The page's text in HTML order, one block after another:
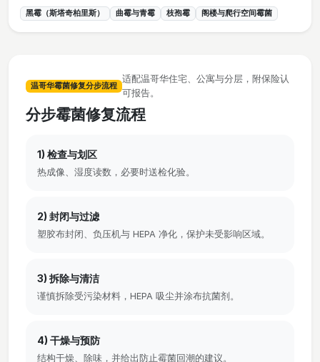
黑霉（斯塔奇柏里斯） 曲霉与青霉 枝孢霉 阁楼与爬行空间霉菌
温哥华霉菌修复分步流程
适配温哥华住宅、公寓与分层，附保险认
可报告。
分步霉菌修复流程
1) 检查与划区
热成像、湿度读数，必要时送检化验。
2) 封闭与过滤
塑胶布封闭、负压机与 HEPA 净化，保护未受影响区域。
3) 拆除与清洁
谨慎拆除受污染材料，HEPA 吸尘并涂布抗菌剂。
4) 干燥与预防
结构干燥、除味，并给出防止霉菌回潮的建议。